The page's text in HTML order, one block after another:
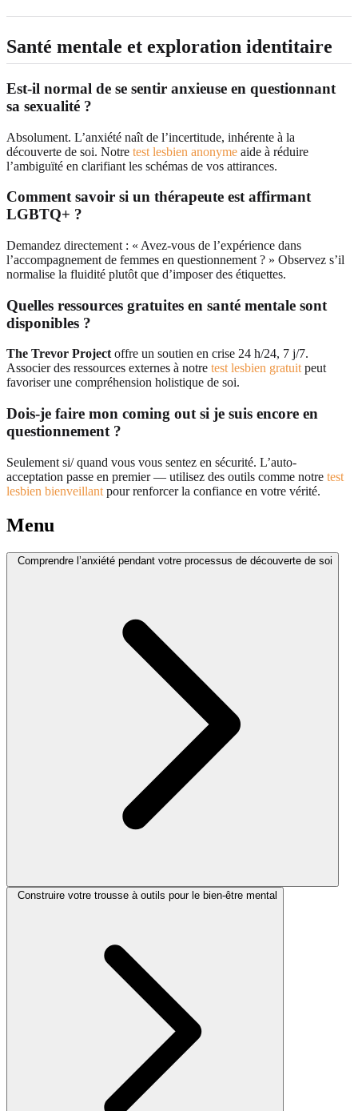
Santé mentale et exploration identitaire
Est-il normal de se sentir anxieuse en questionnant
sa sexualité ?
Absolument. L’anxiété naît de l’incertitude, inhérente à la
découverte de soi. Notre test lesbien anonyme aide à réduire
l’ambiguïté en clarifiant les schémas de vos attirances.
Comment savoir si un thérapeute est affirmant
LGBTQ+ ?
Demandez directement : « Avez-vous de l’expérience dans
l’accompagnement de femmes en questionnement ? » Observez s’il
normalise la fluidité plutôt que d’imposer des étiquettes.
Quelles ressources gratuites en santé mentale sont
disponibles ?
The Trevor Projectoffre un soutien en crise 24 h/24, 7 j/7.
Associer des ressources externes à notre test lesbien gratuitpeut
favoriser une compréhension holistique de soi.
Dois-je faire mon coming out si je suis encore en
questionnement ?
Seulement si/ quand vous vous sentez en sécurité. L’auto-
acceptation passe en premier — utilisez des outils comme notre test
lesbien bienveillant pour renforcer la confiance en votre vérité.
Menu
Comprendre l’anxiété pendant votre processus de découverte de soi
Construire votre trousse à outils pour le bien-être mental